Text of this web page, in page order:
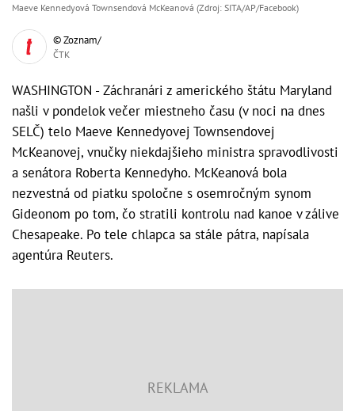
Maeve Kennedyová Townsendová McKeanová (Zdroj: SITA/AP/Facebook)
© Zoznam/
ČTK
WASHINGTON - Záchranári z amerického štátu Maryland
našli v pondelok večer miestneho času (v noci na dnes
SELČ) telo Maeve Kennedyovej Townsendovej
McKeanovej, vnučky niekdajšieho ministra spravodlivosti
a senátora Roberta Kennedyho. McKeanová bola
nezvestná od piatku spoločne s osemročným synom
Gideonom po tom, čo stratili kontrolu nad kanoe v zálive
Chesapeake. Po tele chlapca sa stále pátra, napísala
agentúra Reuters.